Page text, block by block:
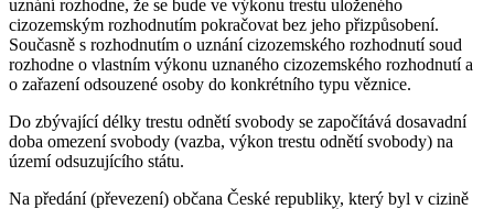
uznání rozhodne, že se bude ve výkonu trestu uloženého
cizozemským rozhodnutím pokračovat bez jeho přizpůsobení.
Současně s rozhodnutím o uznání cizozemského rozhodnutí soud
rozhodne o vlastním výkonu uznaného cizozemského rozhodnutí a
o zařazení odsouzené osoby do konkrétního typu věznice.
Do zbývající délky trestu odnětí svobody se započítává dosavadní
doba omezení svobody (vazba, výkon trestu odnětí svobody) na
území odsuzujícího státu.
Na předání (převezení) občana České republiky, který byl v cizině